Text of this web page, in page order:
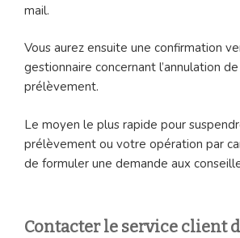
mail.
Vous aurez ensuite une confirmation
gestionnaire concernant l’annulation
prélèvement.
Le moyen le plus rapide pour
prélèvement ou votre opération par
de formuler une demande aux
Contacter le service client